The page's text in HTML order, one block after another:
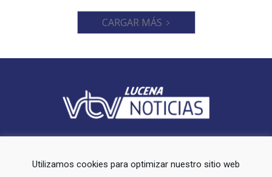
Utilizamos cookies para optimizar nuestro sitio web
CARGAR MÁS